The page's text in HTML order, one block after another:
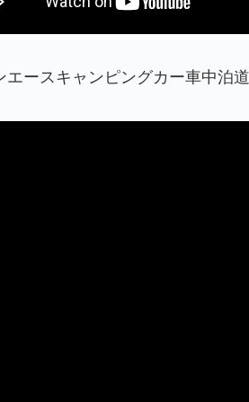
エースキャンピングカー車中泊